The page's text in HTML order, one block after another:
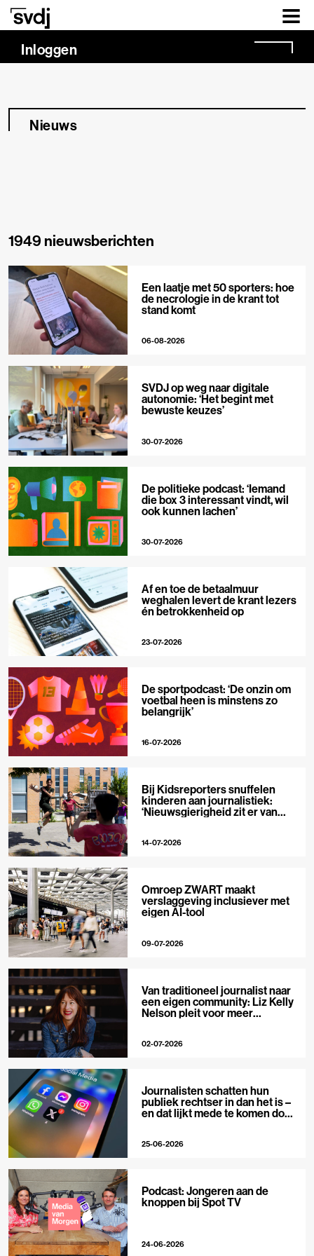
Naar hoofdinhoud
Inloggen
Nieuws
1949 nieuwsberichten
Een laatje met 50 sporters: hoe
de necrologie in de krant tot
stand komt
06-08-2026
SVDJ op weg naar digitale
autonomie: ‘Het begint met
bewuste keuzes’
30-07-2026
De politieke podcast: ‘Iemand
die box 3 interessant vindt, wil
ook kunnen lachen’
30-07-2026
Af en toe de betaalmuur
weghalen levert de krant lezers
én betrokkenheid op
23-07-2026
De sportpodcast: ‘De onzin om
voetbal heen is minstens zo
belangrijk’
16-07-2026
Bij Kidsreporters snuffelen
kinderen aan journalistiek:
‘Nieuwsgierigheid zit er van
14-07-2026
Omroep ZWART maakt
verslaggeving inclusiever met
eigen AI-tool
09-07-2026
Van traditioneel journalist naar
een eigen community: Liz Kelly
Nelson pleit voor meer
02-07-2026
Journalisten schatten hun
publiek rechtser in dan het is –
en dat lijkt mede te komen door
25-06-2026
Podcast: Jongeren aan de
knoppen bij Spot TV
24-06-2026